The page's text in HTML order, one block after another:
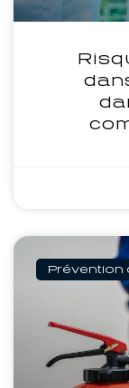
Prévention